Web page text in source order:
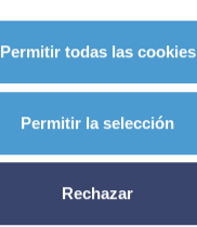
Permitir todas las cookies
Permitir la selección
Rechazar